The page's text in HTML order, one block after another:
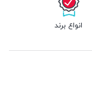
انواع برند